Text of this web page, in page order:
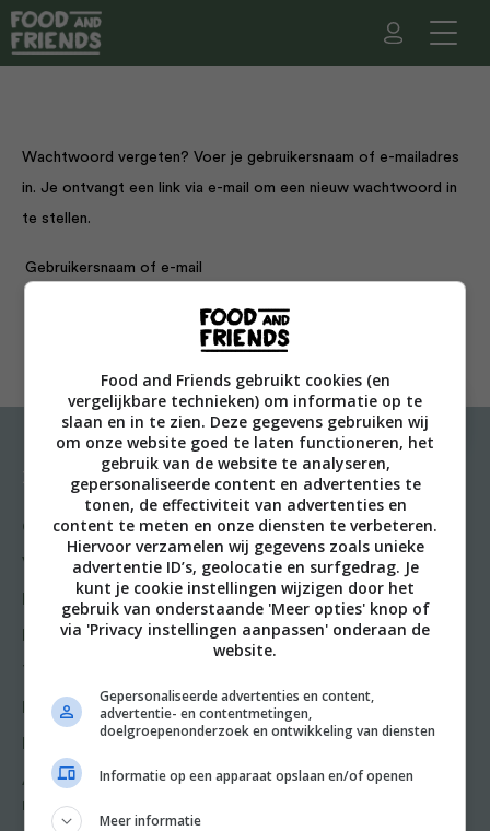
Wachtwoord vergeten? Voer je gebruikersnaam of e-mailadres
in. Je ontvangt een link via e-mail om een nieuw wachtwoord in
te stellen.
Gebruikersnaam of e-mail
RESET WACHTWOORD
Recepten
Gangen
Voorgerecht
Hoofdgerecht
Nagerecht
Tussengerecht
Lunch recepten
Aziatische en Oosterse
recepten
Meer van Food and
Friends
Shop
Food & Travel
Friends
Kooktips
Food and Friends gebruikt cookies (en
vergelijkbare technieken) om informatie op te
slaan en in te zien. Deze gegevens gebruiken wij
om onze website goed te laten functioneren, het
gebruik van de website te analyseren,
gepersonaliseerde content en advertenties te
tonen, de effectiviteit van advertenties en
content te meten en onze diensten te verbeteren.
Hiervoor verzamelen wij gegevens zoals unieke
advertentie ID’s, geolocatie en surfgedrag. Je
kunt je cookie instellingen wijzigen door het
gebruik van onderstaande 'Meer opties' knop of
via 'Privacy instellingen aanpassen' onderaan de
website.
Gepersonaliseerde advertenties en content,
advertentie- en contentmetingen,
doelgroepenonderzoek en ontwikkeling van diensten
Informatie op een apparaat opslaan en/of openen
Meer informatie